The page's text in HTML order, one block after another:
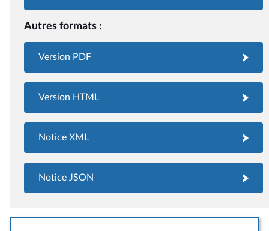
Autres formats :
Version PDF
Version HTML
Notice XML
Notice JSON